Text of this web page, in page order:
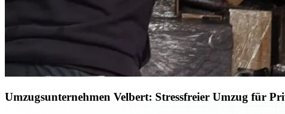
Umzugsunternehmen Velbert: Stressfreier Umzug für